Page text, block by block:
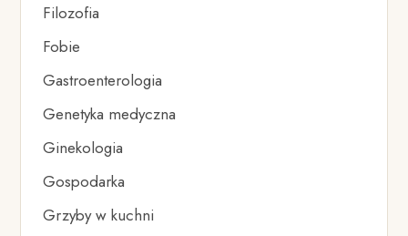
Filozofia
Fobie
Gastroenterologia
Genetyka medyczna
Ginekologia
Gospodarka
Grzyby w kuchni